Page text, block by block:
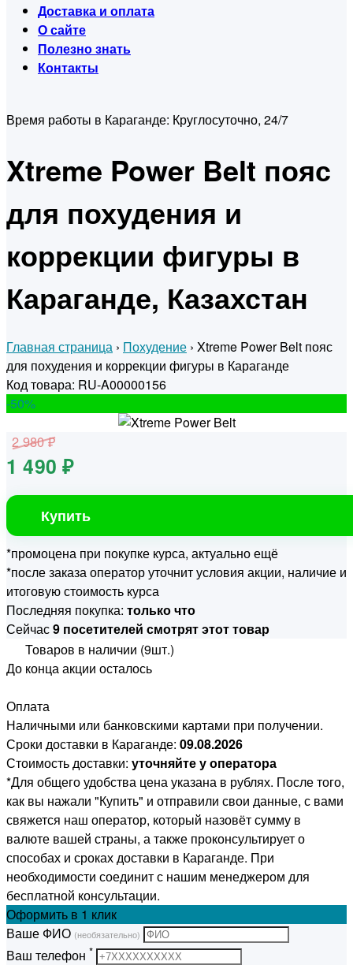
Доставка и оплата
О сайте
Полезно знать
Контакты
Время работы в Караганде: Круглосуточно, 24/7
Xtreme Power Belt пояс
для похудения и
коррекции фигуры в
Караганде, Казахстан
Главная страница › Похудение › Xtreme Power Belt пояс
для похудения и коррекции фигуры в Караганде
Код товара: RU-A00000156
-50%
2 980 ₽
1 490 ₽
Купить
*промоцена при покупке курса, актуально ещё
*после заказа оператор уточнит условия акции, наличие и
итоговую стоимость курса
Последняя покупка: только что
Сейчас9 посетителей смотрят этот товар
Товаров в наличии (9шт.)
До конца акции осталось
Оплата
Наличными или банковскими картами при получении.
Сроки доставки в Караганде: 09.08.2026
Стоимость доставки: уточняйте у оператора
*Для общего удобства цена указана в рублях. После того,
как вы нажали "Купить" и отправили свои данные, с вами
свяжется наш оператор, который назовёт сумму в
валюте вашей страны, а также проконсультирует о
способах и сроках доставки в Караганде. При
необходимости соединит с нашим менеджером для
бесплатной консультации.
Оформить в 1 клик
Ваше ФИО (необязательно)
Ваш телефон *